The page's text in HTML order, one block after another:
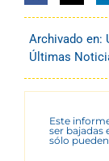
Archivado en:
Últimas
Este
ser bajadas
sólo